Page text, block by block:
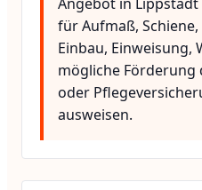
für Aufmaß,
Einbau, Einweisung,
mögliche Förderung
oder
ausweisen.